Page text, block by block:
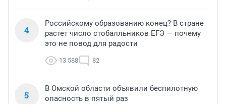
4
Российскому образованию конец? В стране
растет число стобалльников ЕГЭ — почему
это не повод для радости
13 588 82
5
В Омской области объявили беспилотную
опасность в пятый раз